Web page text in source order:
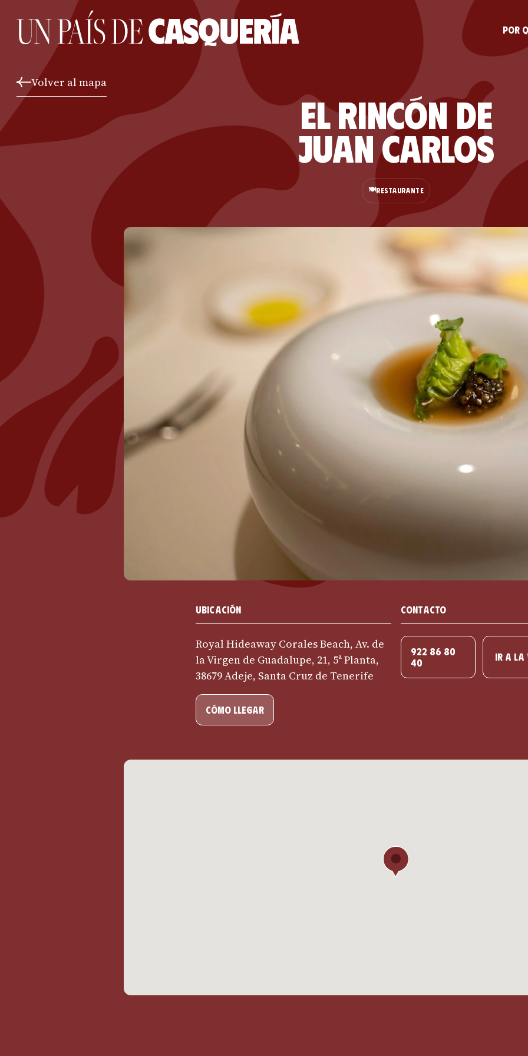
Por
Volver al mapa
El Rincón de
Juan Carlos
🍽️RESTAURANTE
Ubicación
Royal Hideaway Corales Beach, Av. de
la Virgen de Guadalupe, 21, 5ª Planta,
38679 Adeje, Santa Cruz de Tenerife
cómo llegar
Contacto
922 86 80
40
IR A LA